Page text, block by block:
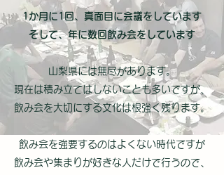
1か月に1回、 真面目に会議をしています
そして、年に数回飲み会をしています
山梨県には無尽があります。
現在は積み立てはしないことも多いですが、
飲み会を大切にする文化は根強く残ります。
飲み会を強要するのはよくない時代ですが
飲み会や集まりが好きな人だけで行うので、